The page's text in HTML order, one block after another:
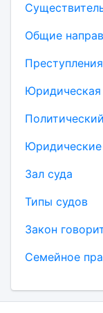
Общие
Преступления
Юридическая
Зал суда
Типы судов
Закон
Семейное